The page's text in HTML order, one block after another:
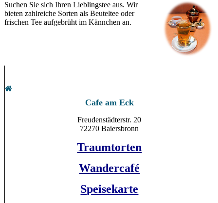
Suchen Sie sich Ihren Lieblingstee aus. Wir
bieten zahlreiche Sorten als Beuteltee oder
frischen Tee aufgebrüht im Kännchen an.
Cafe am Eck
Freudenstädterstr. 20
72270 Baiersbronn
Traumtorten
Wandercafé
Speisekarte